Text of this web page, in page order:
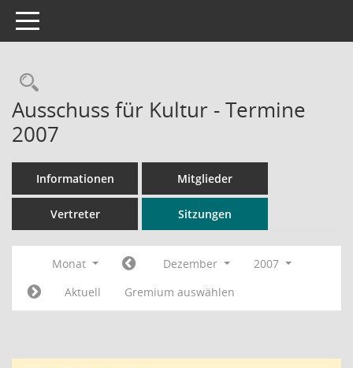
Toggle navigation
Rechercheauswahl
Ausschuss für Kultur - Termine
2007
Informationen Mitglieder
Vertreter Sitzungen
Monat Dezember
2007
Aktuell
Gremium auswählen